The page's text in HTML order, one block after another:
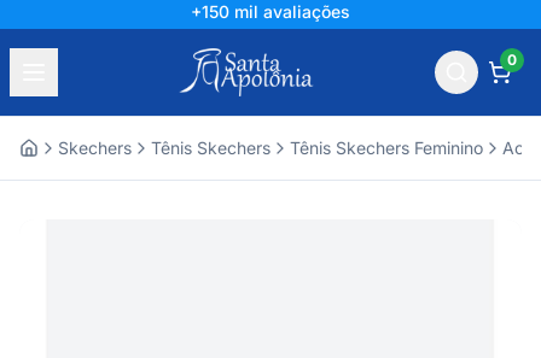
+150 mil avaliações
0
Skechers Tênis Skechers Tênis Skechers Feminino